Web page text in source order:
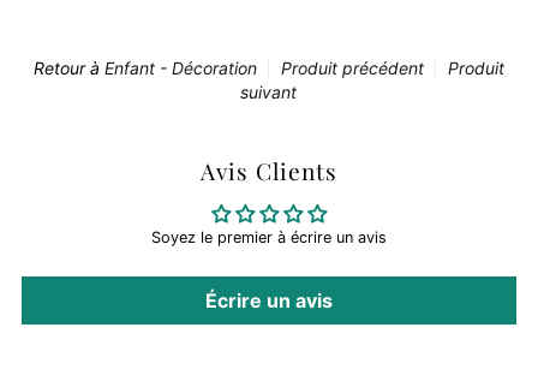
Retour à Enfant - Décoration Produit précédent
Produit
suivant
Avis Clients
Soyez le premier à écrire un avis
Écrire un avis